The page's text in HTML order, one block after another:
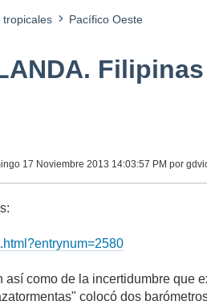
Pacífico Oeste
17 Noviembre 2013 14:03:57 PM por
como de la incertidumbre que
colocó dos